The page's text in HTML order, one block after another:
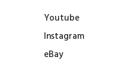
Youtube
Instagram
eBay